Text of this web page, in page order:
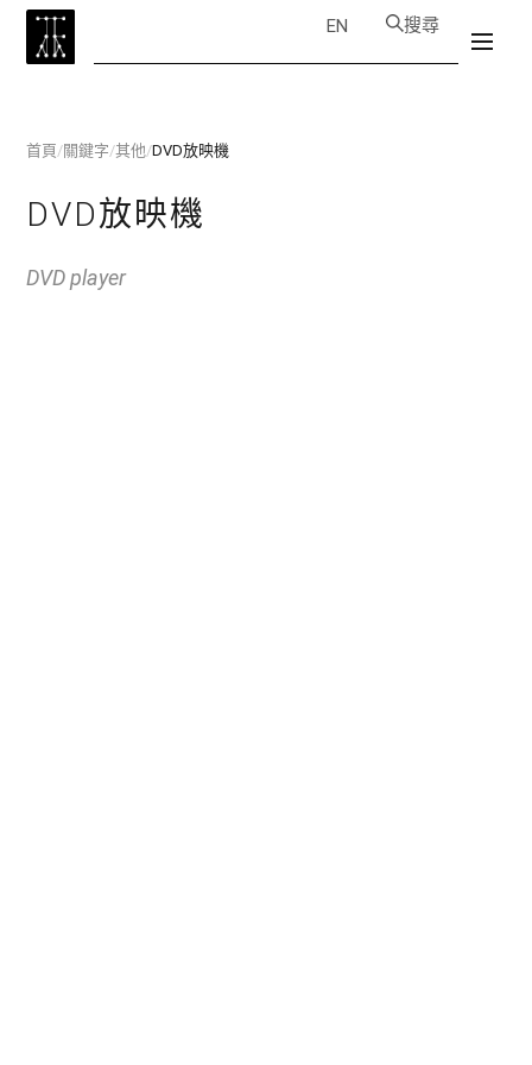
EN 搜尋
首頁/關鍵字/其他/DVD放映機
DVD放映機
DVD player